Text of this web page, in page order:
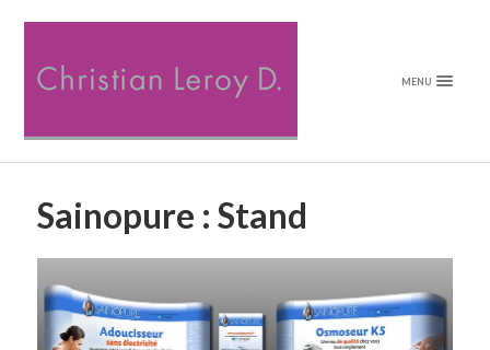
MENU
Sainopure : Stand